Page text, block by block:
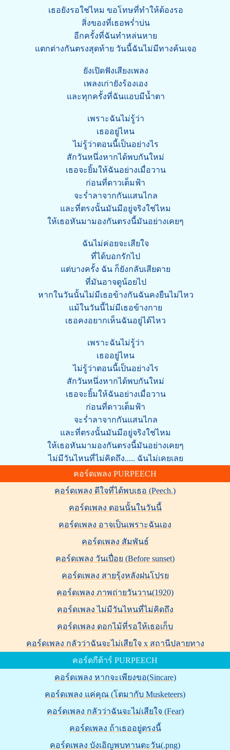
เธอยังรอใช่ไหม ขอโทษที่ทำให้ต้องรอ
สิ่งของที่เธอพร่ำบ่น
อีกครั้งที่ฉันทำหล่นหาย
แตกต่างกันตรงสุดท้าย วันนี้ฉันไม่มีทางค้นเจอ
ยังเปิดฟังเสียงเพลง
เพลงเก่ายังร้องเอง
และทุกครั้งที่ฉันแอบมีน้ำตา
เพราะฉันไม่รู้ว่า
เธออยู่ไหน
ไม่รู้ว่าตอนนี้เป็นอย่างไร
สักวันหนึ่งหากได้พบกันใหม่
เธอจะยิ้มให้ฉันอย่างเมื่อวาน
ก่อนที่ดาวเต็มฟ้า
จะร่ำลาจากกันแสนไกล
และที่ตรงนั้นมันมีอยู่จริงใช่ไหม
ให้เธอหันมามองกันตรงนี้มันอย่างเคยๆ
ฉันไม่ค่อยจะเสียใจ
ที่ได้บอกรักไป
แต่บางครั้ง ฉัน ก็ยังกลับเสียดาย
ที่มันอาจดูน้อยไป
หากในวันนั้นไม่มีเธอข้างกันฉันคงยืนไม่ไหว
แม้ในวันนี้ไม่มีเธอข้างกาย
เธอคงอยากเห็นฉันอยู่ได้ไหว
เพราะฉันไม่รู้ว่า
เธออยู่ไหน
ไม่รู้ว่าตอนนี้เป็นอย่างไร
สักวันหนึ่งหากได้พบกันใหม่
เธอจะยิ้มให้ฉันอย่างเมื่อวาน
ก่อนที่ดาวเต็มฟ้า
จะร่ำลาจากกันแสนไกล
และที่ตรงนั้นมันมีอยู่จริงใช่ไหม
ให้เธอหันมามองกันตรงนี้มันอย่างเคยๆ
ไม่มีวันไหนที่ไม่คิดถึง..... ฉันไม่เคยเลย
คอร์ดเพลง PURPEECH
คอร์ดเพลง ดีใจที่ได้พบเธอ (Peech.)
คอร์ดเพลง ตอนนั้นในวันนี้
คอร์ดเพลง อาจเป็นเพราะฉันเอง
คอร์ดเพลง สัมพันธ์
คอร์ดเพลง วันเปื่อย (Before sunset)
คอร์ดเพลง สายรุ้งหลังฝนโปรย
คอร์ดเพลง ภาพถ่ายวันวาน(1920)
คอร์ดเพลง ไม่มีวันไหนที่ไม่คิดถึง
คอร์ดเพลง ดอกไม้ที่รอให้เธอเก็บ
คอร์ดเพลง กลัวว่าฉันจะไม่เสียใจ x สถานีปลายทาง
คอร์ดกีต้าร์ PURPEECH
คอร์ดเพลง หากจะเพียงขอ(Sincare)
คอร์ดเพลง แค่คุณ (โตมากับ Musketeers)
คอร์ดเพลง กลัวว่าฉันจะไม่เสียใจ (Fear)
คอร์ดเพลง ถ้าเธออยู่ตรงนี้
คอร์ดเพลง บังเอิญพบทานตะวัน(.png)